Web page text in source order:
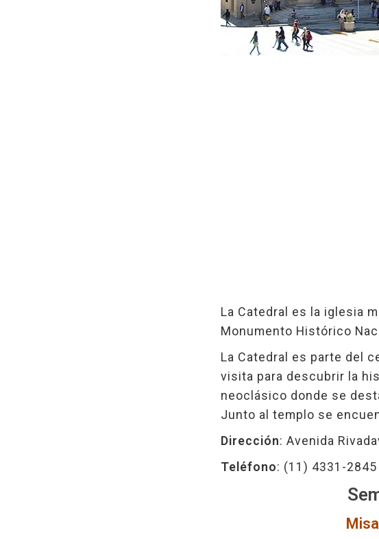
La Catedral es la iglesia
Monumento Histórico
La Catedral es parte del
visita para descubrir la
neoclásico donde se
Junto al templo se
Dirección: Avenida
Teléfono: (11) 4331-